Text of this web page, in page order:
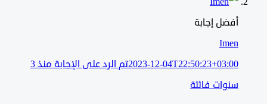
أفضل إجابة
2023-12-04T22:50:23+03:00
تم الرد على الإجابة منذ 3
سنوات فائتة